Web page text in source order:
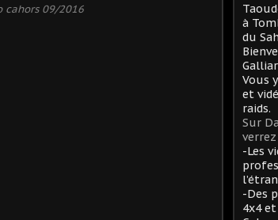
cahors 09/2016
à
du
Vous
et
raids.
Sur
-Les
-Des
4x4